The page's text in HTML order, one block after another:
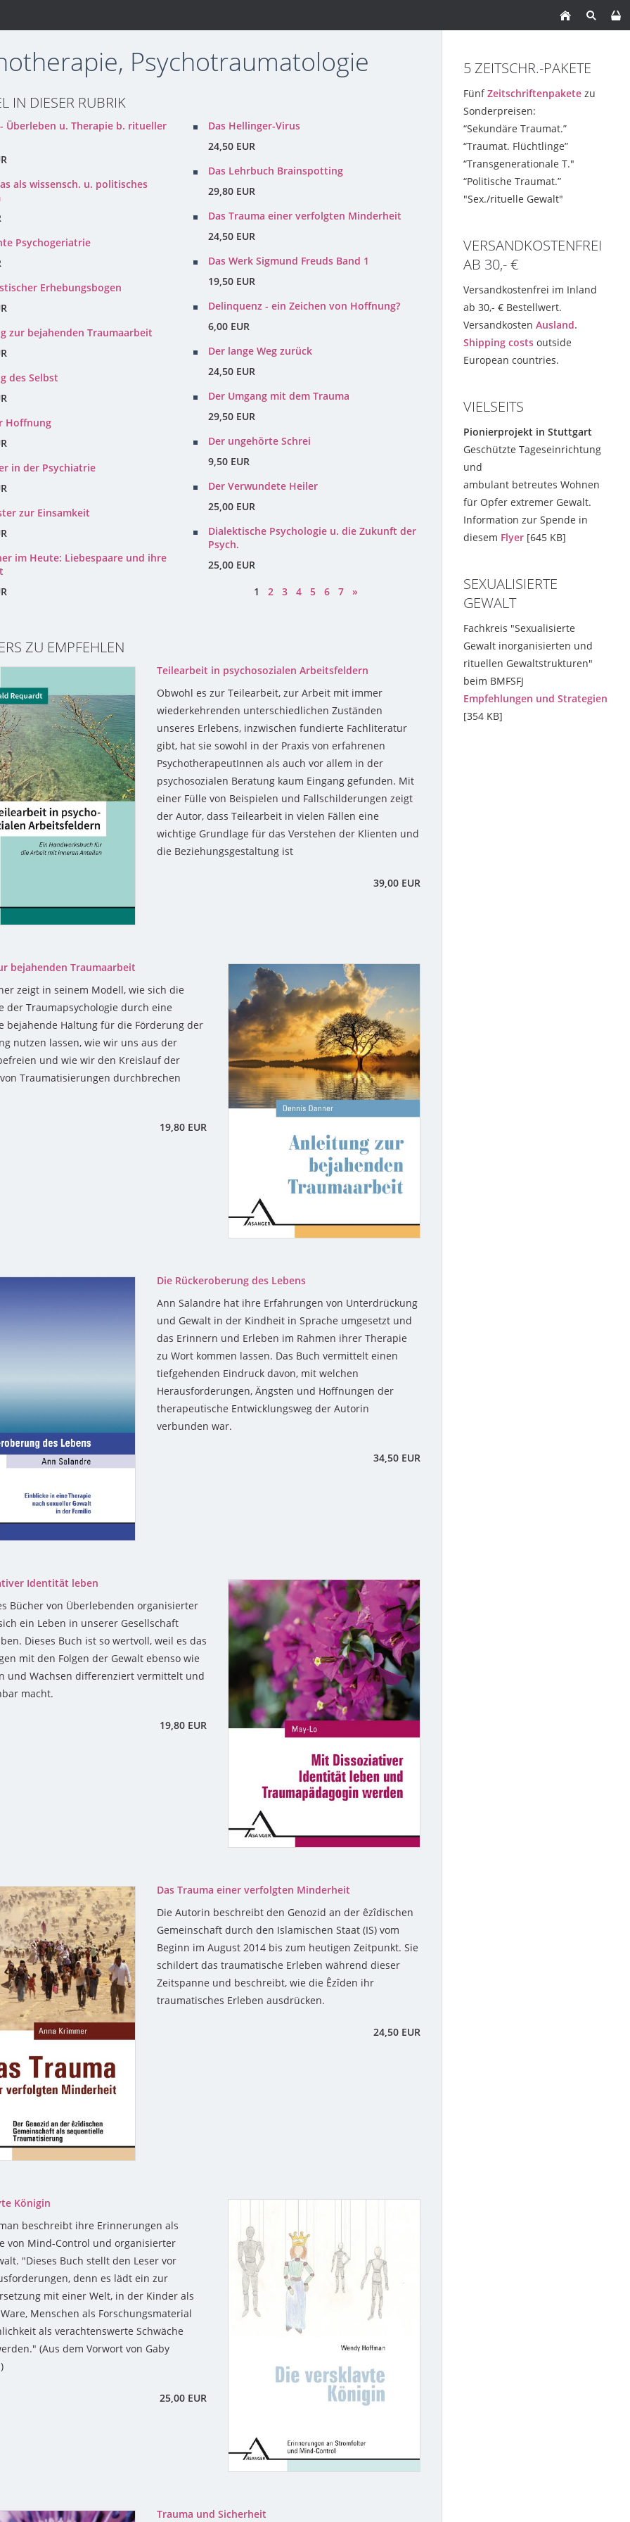
Psychotraumatologie
IN DIESER RUBRIK
Überleben u. Therapie b. ritueller
als wissensch. u. politisches
Psychogeriatrie
Erhebungsbogen
zur bejahenden Traumaarbeit
des Selbst
Hoffnung
in der Psychiatrie
zur Einsamkeit
im Heute: Liebespaare und ihre
Das Hellinger-Virus
24,50 EUR
Das Lehrbuch Brainspotting
29,80 EUR
Das Trauma einer verfolgten Minderheit
24,50 EUR
Das Werk Sigmund Freuds Band 1
19,50 EUR
Delinquenz - ein Zeichen von Hoffnung?
6,00 EUR
Der lange Weg zurück
24,50 EUR
Der Umgang mit dem Trauma
29,50 EUR
Der ungehörte Schrei
9,50 EUR
Der Verwundete Heiler
25,00 EUR
Dialektische Psychologie u. die Zukunft der
Psych.
25,00 EUR
1
2 3 4 5 6 7 »
ZU EMPFEHLEN
Teilearbeit in psychosozialen Arbeitsfeldern
Obwohl es zur Teilearbeit, zur Arbeit mit immer
wiederkehrenden unterschiedlichen Zuständen
unseres Erlebens, inzwischen fundierte Fachliteratur
gibt, hat sie sowohl in der Praxis von erfahrenen
PsychotherapeutInnen als auch vor allem in der
psychosozialen Beratung kaum Eingang gefunden. Mit
einer Fülle von Beispielen und Fallschilderungen zeigt
der Autor, dass Teilearbeit in vielen Fällen eine
wichtige Grundlage für das Verstehen der Klienten und
die Beziehungsgestaltung ist
39,00 EUR
bejahenden Traumaarbeit
zeigt in seinem Modell, wie sich die
der Traumapsychologie durch eine
bejahende Haltung für die Förderung der
nutzen lassen, wie wir uns aus der
und wie wir den Kreislauf der
Traumatisierungen durchbrechen
19,80 EUR
Die Rückeroberung des Lebens
Ann Salandre hat ihre Erfahrungen von Unterdrückung
und Gewalt in der Kindheit in Sprache umgesetzt und
das Erinnern und Erleben im Rahmen ihrer Therapie
zu Wort kommen lassen. Das Buch vermittelt einen
tiefgehenden Eindruck davon, mit welchen
Herausforderungen, Ängsten und Hoffnungen der
therapeutische Entwicklungsweg der Autorin
verbunden war.
34,50 EUR
Identität leben
Bücher von Überlebenden organisierter
ein Leben in unserer Gesellschaft
Dieses Buch ist so wertvoll, weil es das
mit den Folgen der Gewalt ebenso wie
und Wachsen differenziert vermittelt und
macht.
19,80 EUR
Das Trauma einer verfolgten Minderheit
Die Autorin beschreibt den Genozid an der êzîdischen
Gemeinschaft durch den Islamischen Staat (IS) vom
Beginn im August 2014 bis zum heutigen Zeitpunkt. Sie
schildert das traumatische Erleben während dieser
Zeitspanne und beschreibt, wie die Êzîden ihr
traumatisches Erleben ausdrücken.
24,50 EUR
Königin
beschreibt ihre Erinnerungen als
von Mind-Control und organisierter
"Dieses Buch stellt den Leser vor
denn es lädt ein zur
mit einer Welt, in der Kinder als
Menschen als Forschungsmaterial
als verachtenswerte Schwäche
(Aus dem Vorwort von Gaby
25,00 EUR
Trauma und Sicherheit
5 ZEITSCHR.-PAKETE
FünfZeitschriftenpakete zu
Sonderpreisen:
“Sekundäre Traumat.”
“Traumat. Flüchtlinge”
“Transgenerationale T."
“Politische Traumat.”
"Sex./rituelle Gewalt"
VERSANDKOSTENFREI
AB 30,- €
Versandkostenfrei im Inland
ab 30,- € Bestellwert.
Versandkosten Ausland.
Shipping costs outside
European countries.
VIELSEITS
Pionierprojekt in Stuttgart
Geschützte Tageseinrichtung
und
ambulant betreutes Wohnen
für Opfer extremer Gewalt.
Information zur Spende in
diesem Flyer [645 KB]
SEXUALISIERTE
GEWALT
Fachkreis "Sexualisierte
Gewalt inorganisierten und
rituellen Gewaltstrukturen"
beim BMFSFJ
Empfehlungen und Strategien
[354 KB]